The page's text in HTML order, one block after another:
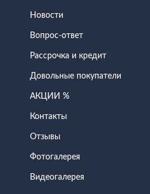
Новости
Вопрос-ответ
Рассрочка и кредит
Довольные покупатели
АКЦИИ %
Контакты
Отзывы
Фотогалерея
Видеогалерея